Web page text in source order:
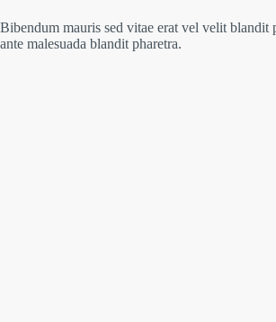
Bibendum mauris sed vitae erat vel velit blandit
ante malesuada blandit pharetra.